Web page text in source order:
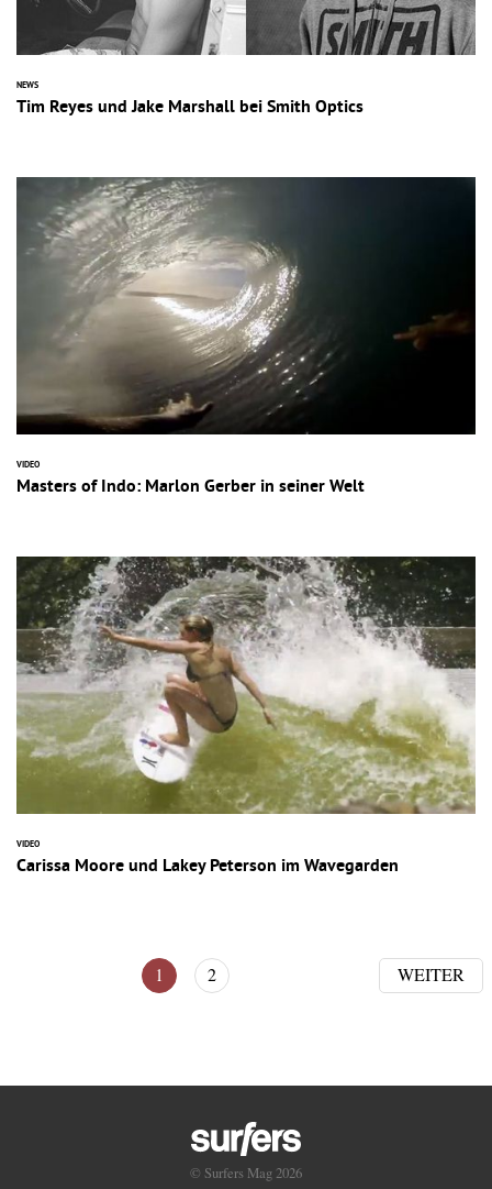
NEWS
Tim Reyes und Jake Marshall bei Smith Optics
VIDEO
Masters of Indo: Marlon Gerber in seiner Welt
VIDEO
Carissa Moore und Lakey Peterson im Wavegarden
1 2 WEITER
© Surfers Mag 2026